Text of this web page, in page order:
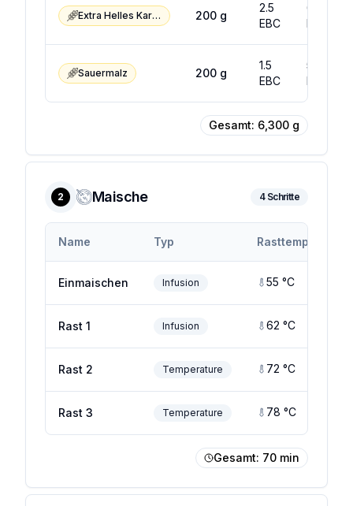
Extra Helles Karamellmalz 200 g
2.5
EBC
6.5
EBC
Sauermalz 200 g
1.5
EBC
5.1
EBC
Gesamt: 6,300 g
2 Maische 4Schritte
Name Typ Rasttemp.
Einmaischen Infusion 55 °C
Rast 1 Infusion 62 °C
Rast 2 Temperature 72 °C
Rast 3 Temperature 78 °C
Gesamt: 70 min